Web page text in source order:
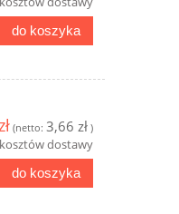
do koszyka
(netto: 3,66 zł)
dostawy
do koszyka